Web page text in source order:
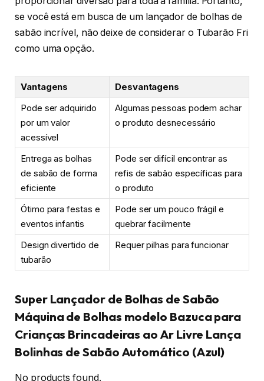
se você está em busca de um lançador de bolhas de
sabão incrível, não deixe de considerar o Tubarão Fri
como uma opção.
Vantagens
Desvantagens
Pode ser adquirido
por um valor
acessível
Algumas pessoas podem achar
o produto desnecessário
Entrega as bolhas
de sabão de forma
eficiente
Pode ser difícil encontrar as
refis de sabão específicas para
o produto
Ótimo para festas e
eventos infantis
Pode ser um pouco frágil e
quebrar facilmente
Design divertido de
tubarão
Requer pilhas para funcionar
Super Lançador de Bolhas de Sabão
Máquina de Bolhas modelo Bazuca para
Crianças Brincadeiras ao Ar Livre Lança
Bolinhas de Sabão Automático (Azul)
No products found.